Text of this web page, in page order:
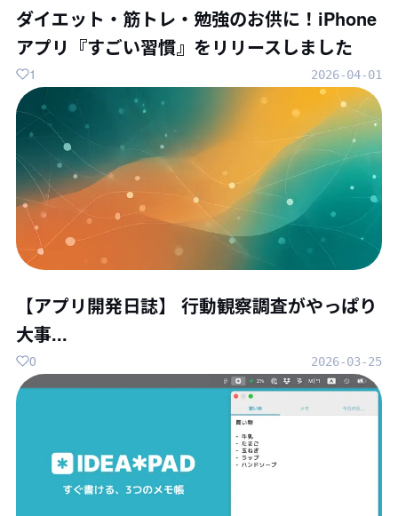
ダイエット・筋トレ・勉強のお供に！iPhone
アプリ『すごい習慣』をリリースしました
2026-04-01
1
【アプリ開発日誌】 行動観察調査がやっぱり
大事...
2026-03-25
0